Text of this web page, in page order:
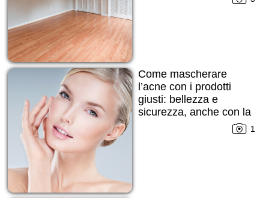
Come mascherare
l’acne con i prodotti
giusti: bellezza e
sicurezza, anche con la
1